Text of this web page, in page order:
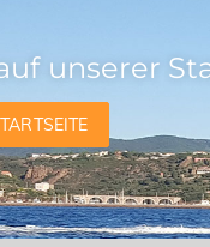
unserer